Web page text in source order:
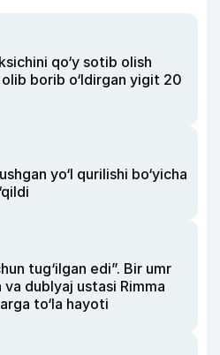
qo‘y sotib olish
borib o‘ldirgan yigit 20
yo‘l qurilishi bo‘yicha
tug‘ilgan edi”. Bir umr
dublyaj ustasi Rimma
to‘la hayoti